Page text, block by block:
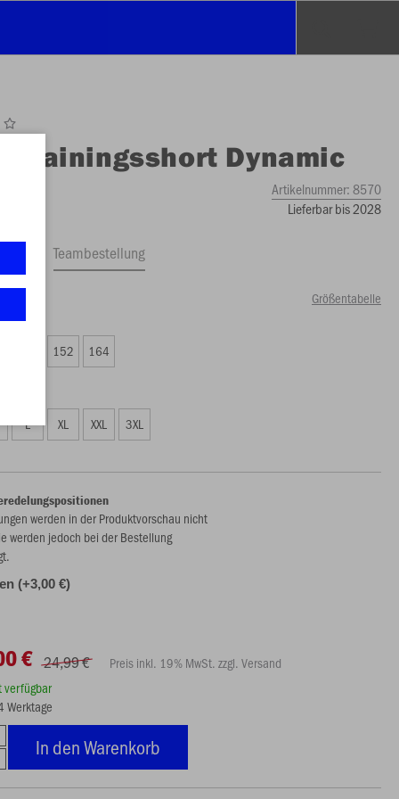
Trainingsshort Dynamic
Artikelnummer:8570
Lieferbar bis 2028
Teambestellung
Größentabelle
€)
152 164
L XL XXL 3XL
werden in der Produktvorschau nicht
werden jedoch bei der Bestellung
(+3,00 €)
€ 24,99 €
Preis inkl. 19% MwSt. zzgl. Versand
verfügbar
Werktage
In den Warenkorb